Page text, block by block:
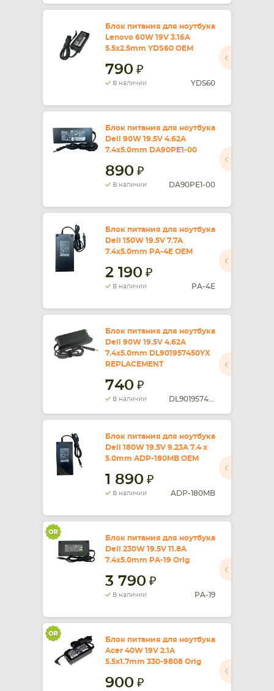
Блок питания для ноутбука
Lenovo 60W 19V 3.16A
5.5x2.5mm YDS60 OEM
790
В наличии YDS60
Блок питания для ноутбука
Dell 90W 19.5V 4.62A
7.4x5.0mm DA90PE1-00
890
В наличии DA90PE1-00
Блок питания для ноутбука
Dell 150W 19.5V 7.7A
7.4x5.0mm PA-4E OEM
2 190
В наличии PA-4E
Блок питания для ноутбука
Dell 90W 19.5V 4.62A
7.4x5.0mm DL901957450YX
REPLACEMENT
740
В наличии
Блок питания для ноутбука
Dell 180W 19.5V 9.23A 7.4 x
5.0mm ADP-180MB OEM
1 890
В наличии ADP-180MB
Блок питания для ноутбука
Dell 230W 19.5V 11.8A
7.4x5.0mm PA-19 Orig
3 790
В наличии PA-19
Блок питания для ноутбука
Acer 40W 19V 2.1A
5.5x1.7mm 330-9808 Orig
900